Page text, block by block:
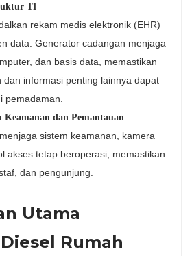
TI
rekam medis elektronik (EHR)
data. Generator cadangan menjaga
dan basis data, memastikan
dan informasi penting lainnya dapat
pemadaman.
Keamanan dan Pemantauan
sistem keamanan, kamera
akses tetap beroperasi, memastikan
dan pengunjung.
Utama
Rumah